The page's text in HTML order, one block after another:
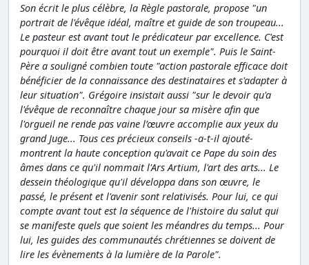
Son écrit le plus célèbre, la Règle pastorale, propose "un
portrait de l'évêque idéal, maître et guide de son troupeau...
Le pasteur est avant tout le prédicateur par excellence. C'est
pourquoi il doit être avant tout un exemple". Puis le Saint-
Père a souligné combien toute "action pastorale efficace doit
bénéficier de la connaissance des destinataires et s'adapter à
leur situation". Grégoire insistait aussi "sur le devoir qu'a
l'évêque de reconnaître chaque jour sa misère afin que
l'orgueil ne rende pas vaine l’œuvre accomplie aux yeux du
grand Juge... Tous ces précieux conseils -a-t-il ajouté-
montrent la haute conception qu'avait ce Pape du soin des
âmes dans ce qu'il nommait l'Ars Artium, l'art des arts... Le
dessein théologique qu'il développa dans son œuvre, le
passé, le présent et l'avenir sont relativisés. Pour lui, ce qui
compte avant tout est la séquence de l'histoire du salut qui
se manifeste quels que soient les méandres du temps... Pour
lui, les guides des communautés chrétiennes se doivent de
lire les évènements à la lumière de la Parole".